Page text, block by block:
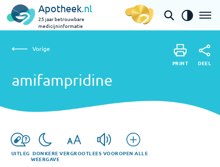
Apotheek.nl
25 jaar betrouwbare
medicijninformatie
amifampridine
Vorige
amifampridine
PRINT DEEL
UITLEG DONKERE
WEERGAVE
VERGROOTLEES VOOROPEN ALLE